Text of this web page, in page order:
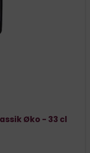
Øko - 33 cl